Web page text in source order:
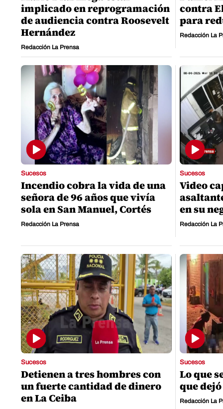
implicado en reprogramación
de audiencia contra Roosevelt
Hernández
Redacción La Prensa
contra
para
Redacción La
Sucesos
Incendio cobra la vida de una
señora de 96 años que vivía
sola en San Manuel, Cortés
Redacción La Prensa
Sucesos
Video
en su
Redacción La
Sucesos
Detienen a tres hombres con
un fuerte cantidad de dinero
en La Ceiba
Sucesos
Lo que
que
Redacción La